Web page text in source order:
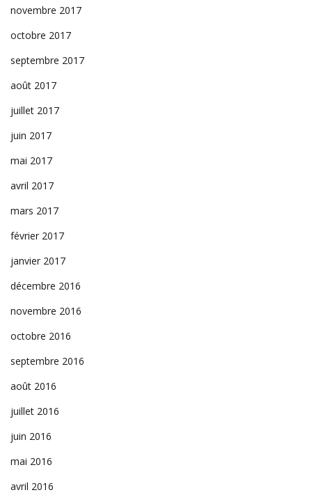
novembre 2017
octobre 2017
septembre 2017
août 2017
juillet 2017
juin 2017
mai 2017
avril 2017
mars 2017
février 2017
janvier 2017
décembre 2016
novembre 2016
octobre 2016
septembre 2016
août 2016
juillet 2016
juin 2016
mai 2016
avril 2016